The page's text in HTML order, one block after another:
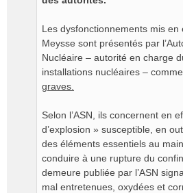
Les dysfonctionnements mis en
Meysse sont présentés par
Nucléaire – autorité en charge
installations nucléaires – comme
graves.
Selon l’ASN, ils concernent en
d’explosion » susceptible, en
des éléments essentiels au
conduire à une rupture du
demeure publiée par l’ASN
mal entretenues, oxydées et